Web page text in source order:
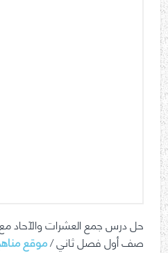
حل درس جمع العشرات والآحاد مع
صف أول فصل ثاني /موقع